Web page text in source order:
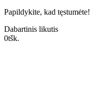
Papildykite, kad tęstumėte!
Dabartinis likutis
0tšk.